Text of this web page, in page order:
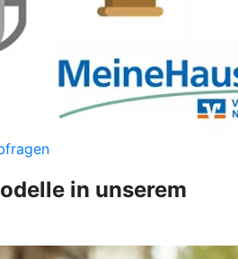
in unserem